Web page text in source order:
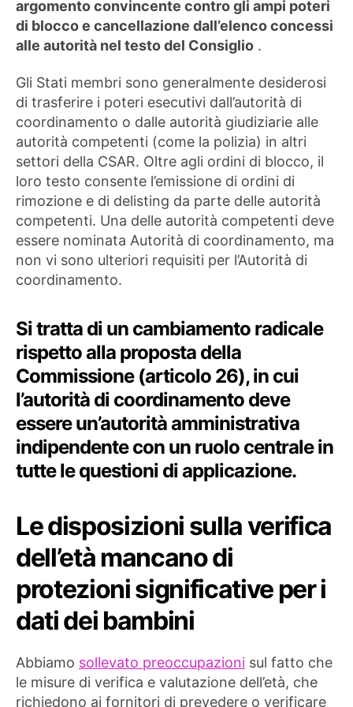
argomento convincente contro gli ampi poteri
di blocco e cancellazione dall’elenco concessi
alle autorità nel testo del Consiglio .
Gli Stati membri sono generalmente desiderosi
di trasferire i poteri esecutivi dall’autorità di
coordinamento o dalle autorità giudiziarie alle
autorità competenti (come la polizia) in altri
settori della CSAR. Oltre agli ordini di blocco, il
loro testo consente l’emissione di ordini di
rimozione e di delisting da parte delle autorità
competenti. Una delle autorità competenti deve
essere nominata Autorità di coordinamento, ma
non vi sono ulteriori requisiti per l’Autorità di
coordinamento.
Si tratta di un cambiamento radicale
rispetto alla proposta della
Commissione (articolo 26), in cui
l’autorità di coordinamento deve
essere un’autorità amministrativa
indipendente con un ruolo centrale in
tutte le questioni di applicazione.
Le disposizioni sulla verifica
dell’età mancano di
protezioni significative per i
dati dei bambini
Abbiamo sollevato preoccupazioni sul fatto che
le misure di verifica e valutazione dell’età, che
richiedono ai fornitori di prevedere o verificare